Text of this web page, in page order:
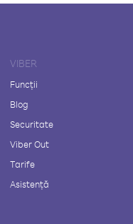
VIBER
Funcții
Blog
Securitate
Viber Out
Tarife
Asistență